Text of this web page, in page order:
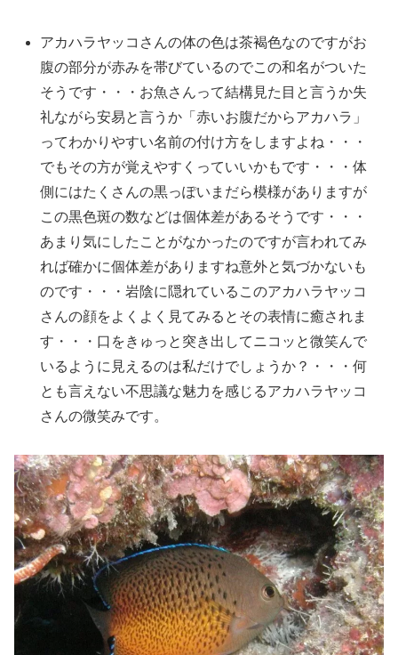
アカハラヤッコさんの体の色は茶褐色なのですがお
腹の部分が赤みを帯びているのでこの和名がついた
そうです・・・お魚さんって結構見た目と言うか失
礼ながら安易と言うか「赤いお腹だからアカハラ」
ってわかりやすい名前の付け方をしますよね・・・
でもその方が覚えやすくっていいかもです・・・体
側にはたくさんの黒っぽいまだら模様がありますが
この黒色斑の数などは個体差があるそうです・・・
あまり気にしたことがなかったのですが言われてみ
れば確かに個体差がありますね意外と気づかないも
のです・・・岩陰に隠れているこのアカハラヤッコ
さんの顔をよくよく見てみるとその表情に癒されま
す・・・口をきゅっと突き出してニコッと微笑んで
いるように見えるのは私だけでしょうか？・・・何
とも言えない不思議な魅力を感じるアカハラヤッコ
さんの微笑みです。